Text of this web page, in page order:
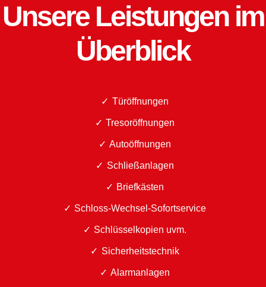
Unsere Leistungen im
Überblick
Türöffnungen
Tresoröffnungen
Autoöffnungen
Schließanlagen
Briefkästen
Schloss-Wechsel-Sofortservice
Schlüsselkopien uvm.
Sicherheitstechnik
Alarmanlagen